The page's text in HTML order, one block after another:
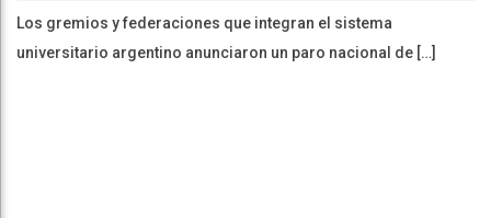
Los gremios y federaciones que integran el sistema
universitario argentino anunciaron un paro nacional de […]